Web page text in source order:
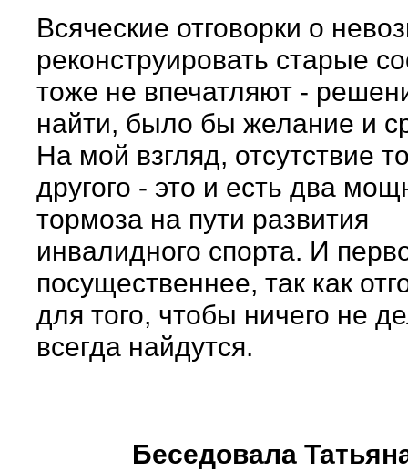
Всяческие отговорки о
реконструировать старые
тоже не впечатляют -
найти, было бы желание и
На мой взгляд, отсутствие
другого - это и есть два
тормоза на пути развития
инвалидного спорта. И
посущественнее, так как
для того, чтобы ничего не
всегда найдутся.
Беседовала